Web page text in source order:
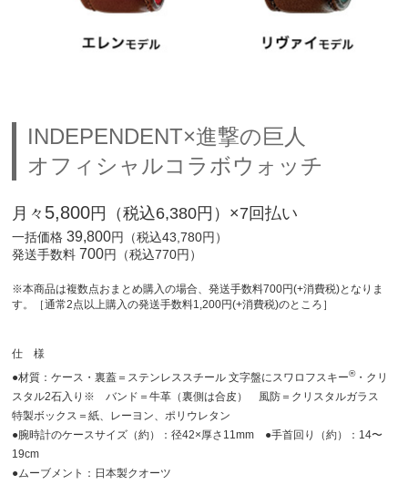
INDEPENDENT×進撃の巨人
オフィシャルコラボウォッチ
月々 5,800円（税込6,380円）×7回払い
一括価格39,800円（税込43,780円）
発送手数料 700円（税込770円）
※本商品は複数点おまとめ購入の場合、発送手数料700円(+消費税)となりま
す。［通常2点以上購入の発送手数料1,200円(+消費税)のところ］
仕 様
●材質：ケース・裏蓋＝ステンレススチール 文字盤にスワロフスキー®・クリ
スタル2石入り※ バンド＝牛革（裏側は合皮） 風防＝クリスタルガラス
特製ボックス＝紙、レーヨン、ポリウレタン
●腕時計のケースサイズ（約）：径42×厚さ11mm ●手首回り（約）：14〜
19cm
●ムーブメント：日本製クオーツ